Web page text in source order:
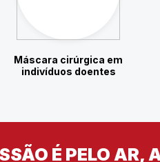
Máscara cirúrgica em
indivíduos doentes
É PELO AR,